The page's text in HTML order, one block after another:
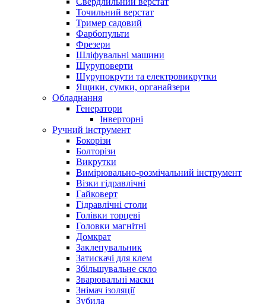
Точильний верстат
Тример садовий
Фарбопульти
Фрезери
Шліфувальні машини
Шуруповерти
Шурупокрути та електровикрутки
Ящики, сумки, органайзери
Обладнання
Генератори
Інверторні
Ручний інструмент
Бокорізи
Болторізи
Викрутки
Вимірювально-розмічальний інструмент
Візки гідравлічні
Гайковерт
Гідравлічні столи
Голівки торцеві
Головки магнітні
Домкрат
Заклепувальник
Затискачі для клем
Збільшувальне скло
Зварювальні маски
Знімач ізоляції
Зубила